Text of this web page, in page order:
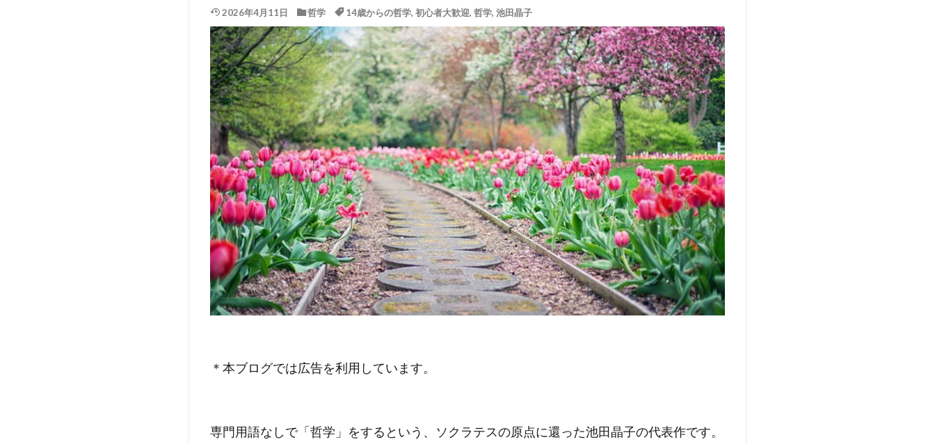
2026年4月11日 哲学 14歳からの哲学, 初心者大歓迎, 哲学, 池田晶子
＊本ブログでは広告を利用しています。
専門用語なしで「哲学」をするという、ソクラテスの原点に還った池田晶子の代表作です。